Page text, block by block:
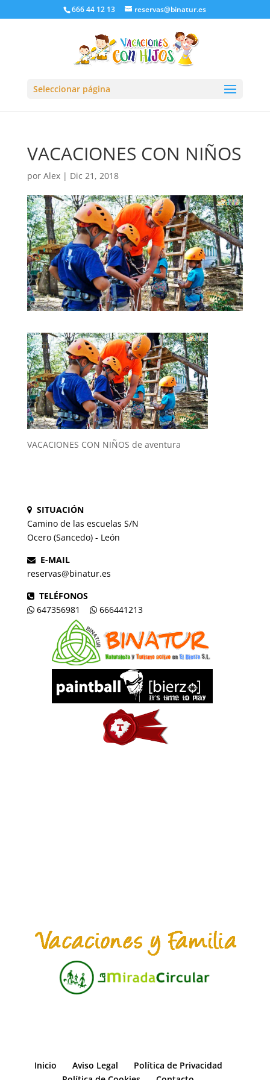
666 44 12 13 reservas@binatur.es
Seleccionar página
VACACIONES CON NIÑOS
por Alex| Dic 21, 2018
VACACIONES CON NIÑOS de aventura
SITUACIÓN
Camino de las escuelas S/N
Ocero (Sancedo) - León
E-MAIL
reservas@binatur.es
TELÉFONOS
647356981
666441213
Inicio Aviso Legal
Política de Privacidad